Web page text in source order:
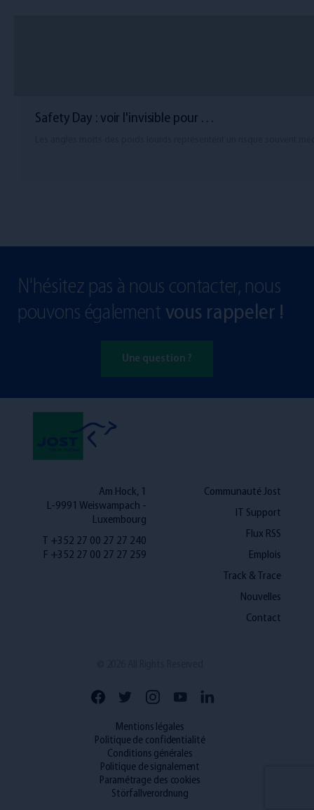
FR NL EN
Safety Day : voir l'invisible pour …
N'hésitez pas à nous contacter, nous
pouvons également vous rappeler !
Une question ?
Am Hock, 1
L-9991 Weiswampach -
Luxembourg
T +352 27 00 27 27 240
F +352 27 00 27 27 259
Communauté Jost
IT Support
Flux RSS
Emplois
Track & Trace
Nouvelles
Contact
Mentions légales
Politique de confidentialité
Conditions générales
Politique de signalement
Paramétrage des cookies
Störfallverordnung